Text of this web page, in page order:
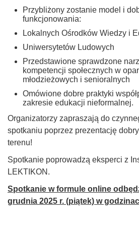
Przybliżony zostanie model i
funkcjonowania:
Lokalnych Ośrodków Wiedzy i
Uniwersytetów Ludowych
Przedstawione sprawdzone
kompetencji społecznych w
młodzieżowych i senioralnych
Omówione dobre praktyki
zakresie edukacji nieformalnej.
Organizatorzy zapraszają do
spotkaniu poprzez prezentację
terenu!
Spotkanie poprowadzą eksperci z
LEKTIKON.
Spotkanie w formule online
grudnia 2025 r. (piątek) w